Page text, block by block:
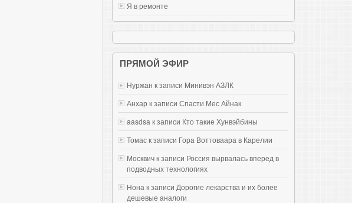
Я в ремонте
ПРЯМОЙ ЭФИР
Нуржан к записи Mинивэн АЗЛК
Анхар к записи Спасти Мес Айнак
aasdsa к записи Кто такие Хунвэйбины
Томас к записи Гора Воттоваара в Карелии
Москвич к записи Россия вырвалась вперед в
подводных технологиях
Нона к записи Дорогие лекарства и их более
дешевые аналоги